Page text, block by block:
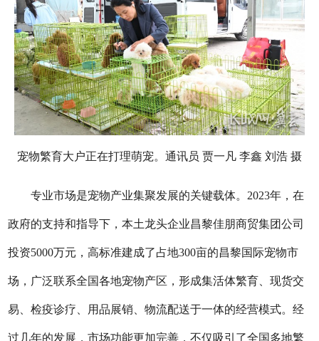
宠物繁育大户正在打理萌宠。通讯员 贾一凡 李鑫 刘浩 摄
专业市场是宠物产业集聚发展的关键载体。2023年，在
政府的支持和指导下，本土龙头企业昌黎佳朋商贸集团公司
投资5000万元，高标准建成了占地300亩的昌黎国际宠物市
场，广泛联系全国各地宠物产区，形成集活体繁育、现货交
易、检疫诊疗、用品展销、物流配送于一体的经营模式。经
过几年的发展，市场功能更加完善，不仅吸引了全国多地繁